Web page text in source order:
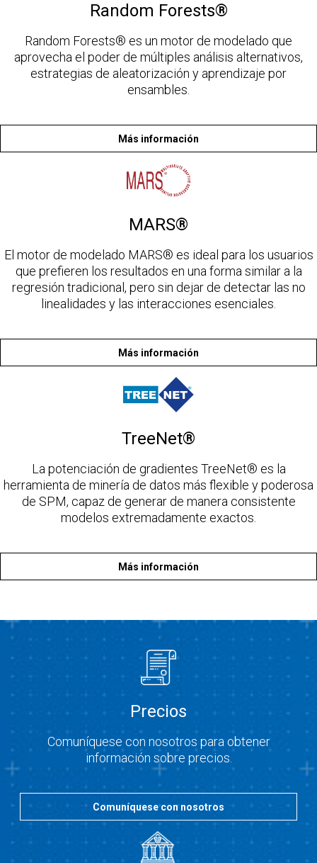
Random Forests®
Random Forests® es un motor de modelado que
aprovecha el poder de múltiples análisis alternativos,
estrategias de aleatorización y aprendizaje por
ensambles.
Más información
MARS®
El motor de modelado MARS® es ideal para los usuarios
que prefieren los resultados en una forma similar a la
regresión tradicional, pero sin dejar de detectar las no
linealidades y las interacciones esenciales.
Más información
TreeNet®
La potenciación de gradientes TreeNet® es la
herramienta de minería de datos más flexible y poderosa
de SPM, capaz de generar de manera consistente
modelos extremadamente exactos.
Más información
Precios
Comuníquese con nosotros para obtener
información sobre precios.
Comuníquese con nosotros